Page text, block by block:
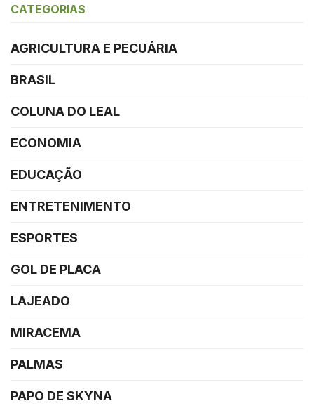
CATEGORIAS
AGRICULTURA E PECUÁRIA
BRASIL
COLUNA DO LEAL
ECONOMIA
EDUCAÇÃO
ENTRETENIMENTO
ESPORTES
GOL DE PLACA
LAJEADO
MIRACEMA
PALMAS
PAPO DE SKYNA